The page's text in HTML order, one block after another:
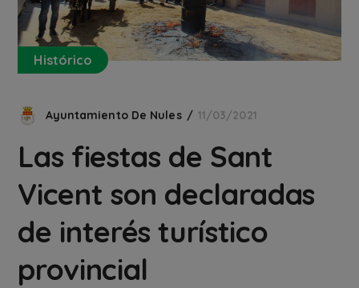
Histórico
Ayuntamiento De Nules 11/03/2021
Las fiestas de Sant
Vicent son declaradas
de interés turístico
provincial